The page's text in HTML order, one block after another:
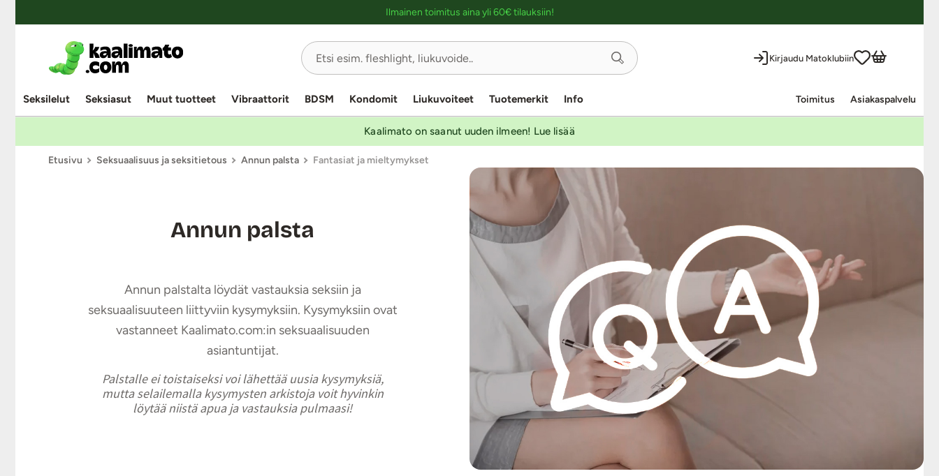
Ilmainen toimitus aina yli 60€ tilauksiin!
Kirjaudu Matoklubiin
Seksilelut Seksiasut Muut tuotteet Vibraattorit BDSM Kondomit Liukuvoiteet Tuotemerkit Info Toimitus Asiakaspalvelu
Kaalimato on saanut uuden ilmeen! Lue lisää
Etusivu Seksuaalisuus ja seksitietous Annun palsta Fantasiat ja mieltymykset
Annun palsta
Annun palstalta löydät vastauksia seksiin ja
seksuaalisuuteen liittyviin kysymyksiin. Kysymyksiin ovat
vastanneet Kaalimato.com:in seksuaalisuuden
asiantuntijat.
Palstalle ei toistaiseksi voi lähettää uusia kysymyksiä,
mutta selailemalla kysymysten arkistoja voit hyvinkin
löytää niistä apua ja vastauksia pulmaasi!